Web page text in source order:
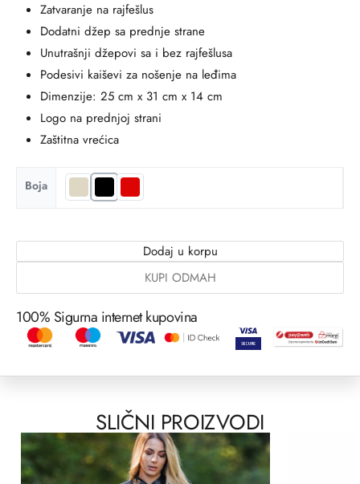
Zatvaranje na rajfešlus
Dodatni džep sa prednje strane
Unutrašnji džepovi sa i bez rajfešlusa
Podesivi kaiševi za nošenje na leđima
Dimenzije: 25 cm x 31 cm x 14 cm
Logo na prednjoj strani
Zaštitna vrećica
Boja
Dodaj u korpu
KUPI ODMAH
100% Sigurna internet kupovina
SLIČNI PROIZVODI